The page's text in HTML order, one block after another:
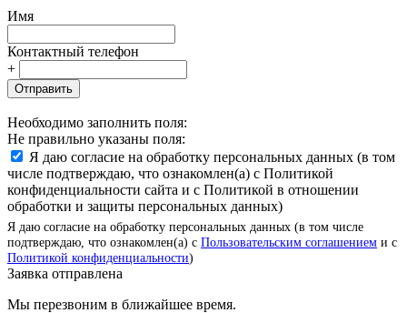
Имя
Контактный телефон
+
Отправить
Необходимо заполнить поля:
Не правильно указаны поля:
Я даю согласие на обработку персональных данных (в том
числе подтверждаю, что ознакомлен(а) с Политикой
конфиденциальности сайта и с Политикой в отношении
обработки и защиты персональных данных)
Я даю согласие на обработку персональных данных (в том числе
подтверждаю, что ознакомлен(а) с Пользовательским соглашением и с
Политикой конфиденциальности)
Заявка отправлена
Мы перезвоним в ближайшее время.